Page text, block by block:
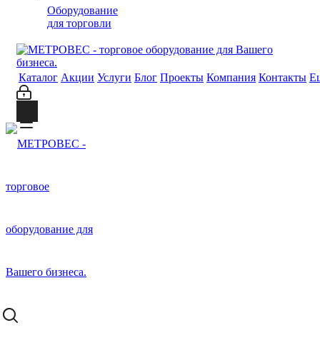
Оборудование
для торговли
Каталог Акции Услуги Блог Проекты Компания Контакты